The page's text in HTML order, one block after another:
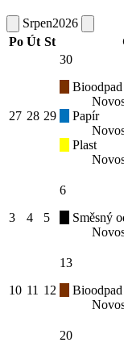
Srpen2026
Po Út St
27 28 29
30
Bioodpad
Papír
Plast
3 4 5
6
Směsný
10 11 12
13
Bioodpad
20